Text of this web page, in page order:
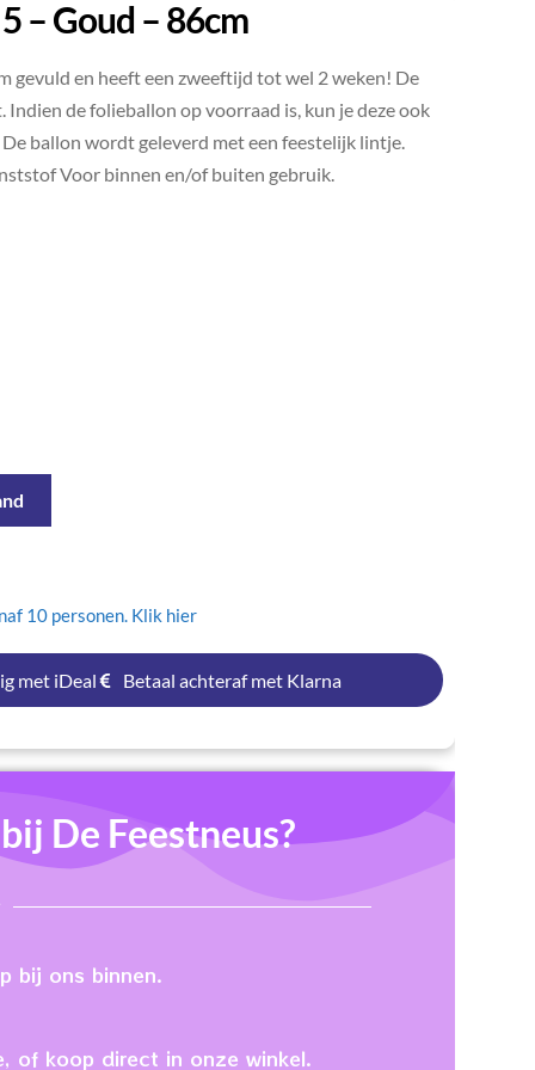
– Goud – 86cm
gevuld en heeft een zweeftijd tot wel 2 weken! De
de folieballon op voorraad is, kun je deze ook
ballon wordt geleverd met een feestelijk lintje.
Voor binnen en/of buiten gebruik.
10 personen. Klik hier
met iDeal Betaal achteraf met Klarna
De Feestneus?
bij ons binnen.
of koop direct in onze winkel.